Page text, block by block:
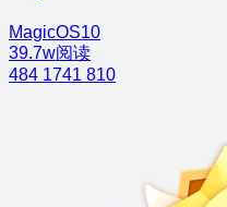
MagicOS10
39.7w阅读
484 1741 810